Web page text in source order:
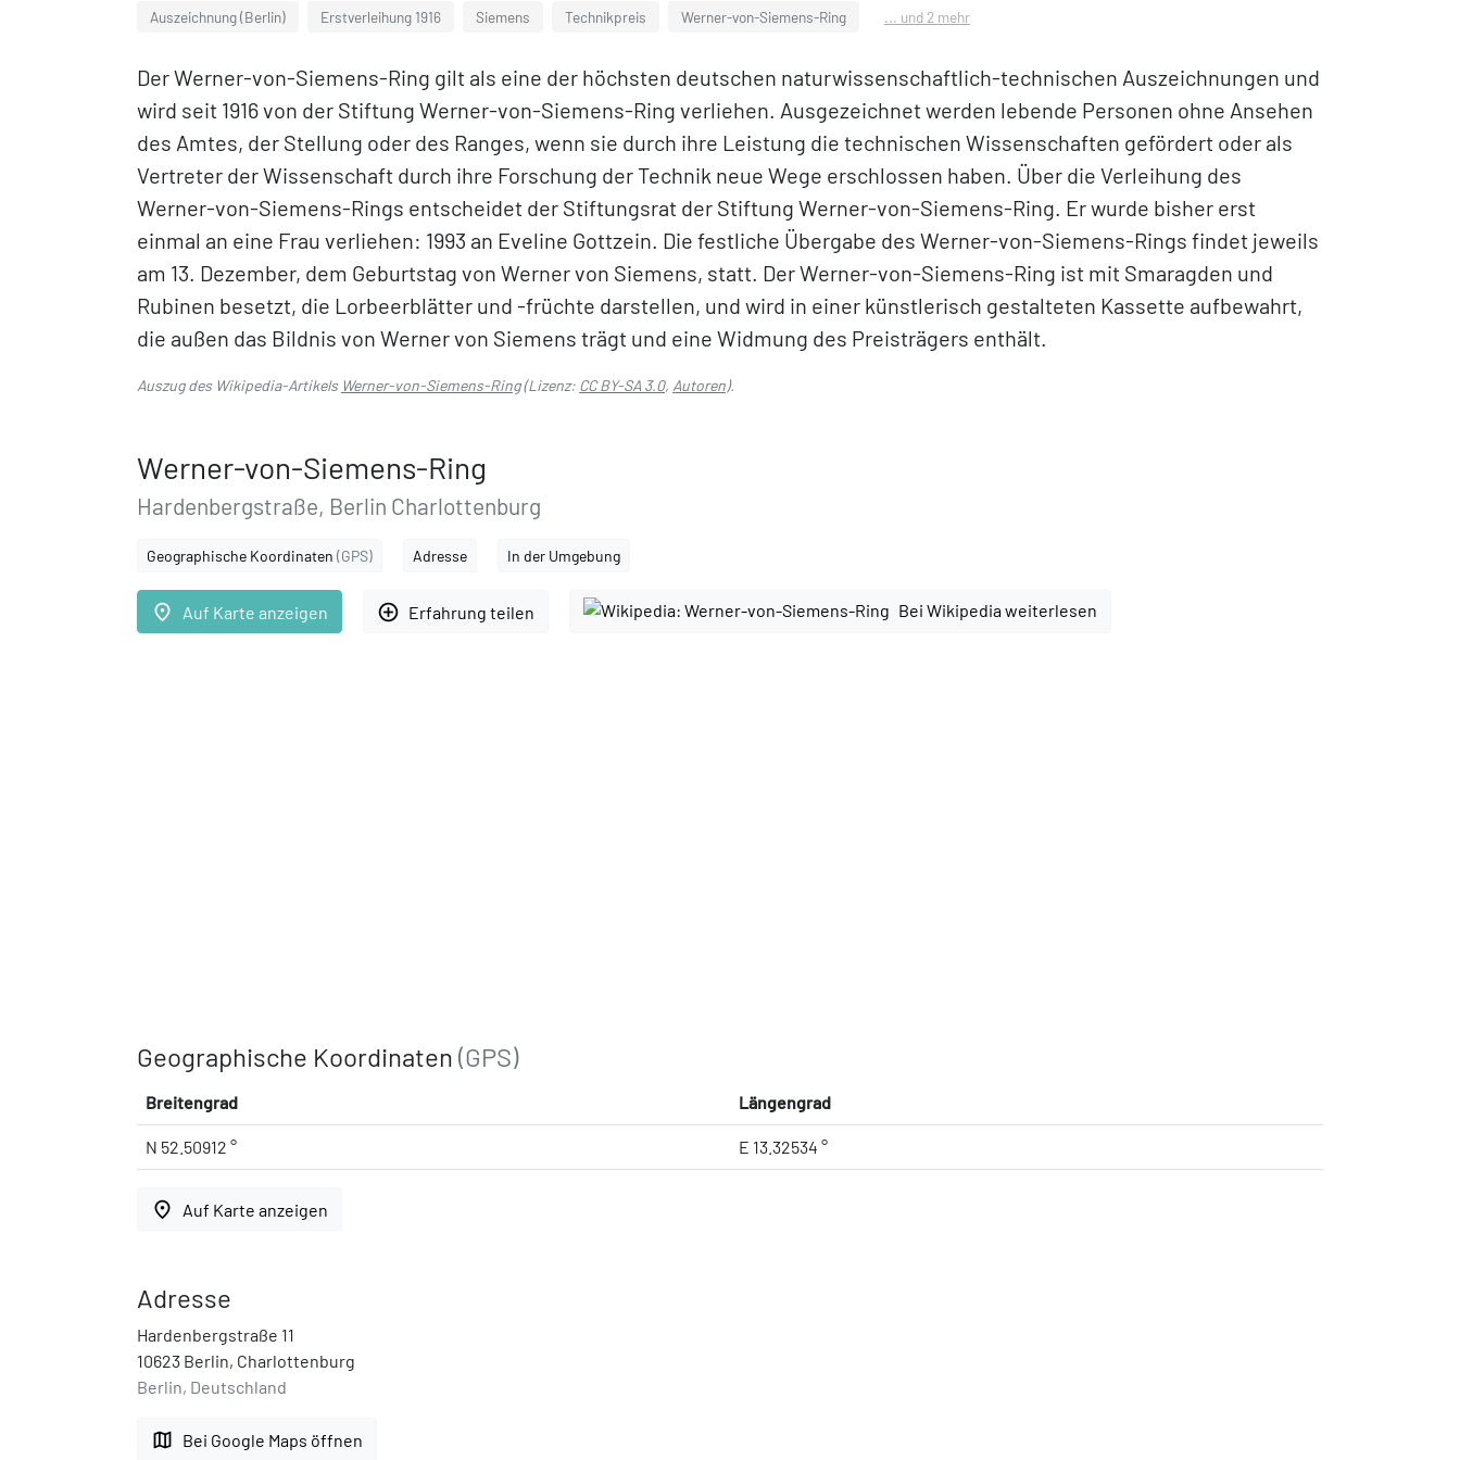
Auszeichnung (Berlin) Erstverleihung 1916 Siemens Technikpreis Werner-von-Siemens-Ring ... und 2 mehr
Der Werner-von-Siemens-Ring gilt als eine der höchsten deutschen naturwissenschaftlich-technischen Auszeichnungen und
wird seit 1916 von der Stiftung Werner-von-Siemens-Ring verliehen. Ausgezeichnet werden lebende Personen ohne Ansehen
des Amtes, der Stellung oder des Ranges, wenn sie durch ihre Leistung die technischen Wissenschaften gefördert oder als
Vertreter der Wissenschaft durch ihre Forschung der Technik neue Wege erschlossen haben. Über die Verleihung des
Werner-von-Siemens-Rings entscheidet der Stiftungsrat der Stiftung Werner-von-Siemens-Ring. Er wurde bisher erst
einmal an eine Frau verliehen: 1993 an Eveline Gottzein. Die festliche Übergabe des Werner-von-Siemens-Rings findet jeweils
am 13. Dezember, dem Geburtstag von Werner von Siemens, statt. Der Werner-von-Siemens-Ring ist mit Smaragden und
Rubinen besetzt, die Lorbeerblätter und -früchte darstellen, und wird in einer künstlerisch gestalteten Kassette aufbewahrt,
die außen das Bildnis von Werner von Siemens trägt und eine Widmung des Preisträgers enthält.
Auszug des Wikipedia-Artikels Werner-von-Siemens-Ring(Lizenz: CC BY-SA 3.0, Autoren).
Werner-von-Siemens-Ring
Hardenbergstraße, Berlin Charlottenburg
Geographische Koordinaten (GPS) Adresse In der Umgebung
place Auf Karte anzeigen add_circle_outline Erfahrung teilen Bei Wikipedia weiterlesen
Geographische Koordinaten (GPS)
Breitengrad Längengrad
N 52.50912 ° E 13.32534 °
place Auf Karte anzeigen
Adresse
Hardenbergstraße 11
10623 Berlin, Charlottenburg
Berlin, Deutschland
map Bei Google Maps öffnen